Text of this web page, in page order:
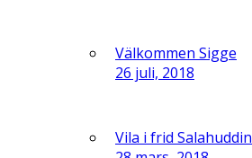
Välkommen Sigge
26 juli, 2018
Vila i frid Salahuddin